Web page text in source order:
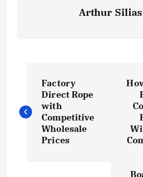
Arthur Silias
o
s
Factory
Direct Rope
with
Competitive
Wholesale
Prices